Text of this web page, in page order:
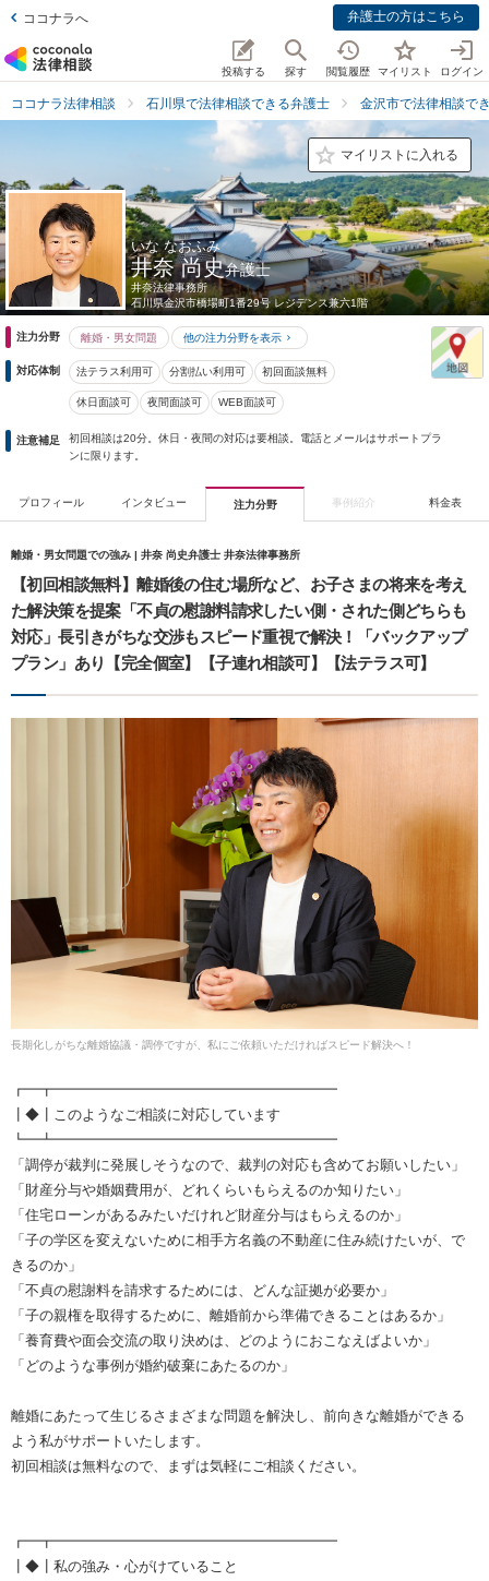
ココナラへ 弁護士の方はこちら
投稿する 探す 閲覧履歴 マイリスト ログイン
ココナラ法律相談 石川県で法律相談できる弁護士 金沢市で法律相談で
マイリストに入れる
いな なおふみ
井奈 尚史弁護士
井奈法律事務所
石川県金沢市橋場町1番29号 レジデンス兼六1階
注力分野 離婚・男女問題 他の注力分野を表示
対応体制 法テラス利用可 分割払い利用可 初回面談無料
休日面談可 夜間面談可 WEB面談可
注意補足
初回相談は20分。休日・夜間の対応は要相談。電話とメールはサポートプラ
ンに限ります。
プロフィール インタビュー 注力分野 事例紹介 料金表
離婚・男女問題での強み | 井奈 尚史弁護士 井奈法律事務所
【初回相談無料】離婚後の住む場所など、お子さまの将来を考え
た解決策を提案「不貞の慰謝料請求したい側・された側どちらも
対応」長引きがちな交渉もスピード重視で解決！「バックアップ
プラン」あり【完全個室】【子連れ相談可】【法テラス可】
長期化しがちな離婚協議・調停ですが、私にご依頼いただければスピード解決へ！
┏━┳━━━━━━━━━━━━━━━━━━━━
┃◆┃このようなご相談に対応しています
┗━┻━━━━━━━━━━━━━━━━━━━━
「調停が裁判に発展しそうなので、裁判の対応も含めてお願いしたい」
「財産分与や婚姻費用が、どれくらいもらえるのか知りたい」
「住宅ローンがあるみたいだけれど財産分与はもらえるのか」
「子の学区を変えないために相手方名義の不動産に住み続けたいが、で
きるのか」
「不貞の慰謝料を請求するためには、どんな証拠が必要か」
「子の親権を取得するために、離婚前から準備できることはあるか」
「養育費や面会交流の取り決めは、どのようにおこなえばよいか」
「どのような事例が婚約破棄にあたるのか」
離婚にあたって生じるさまざまな問題を解決し、前向きな離婚ができる
よう私がサポートいたします。
初回相談は無料なので、まずは気軽にご相談ください。
┏━┳━━━━━━━━━━━━━━━━━━━━
┃◆┃私の強み・心がけていること